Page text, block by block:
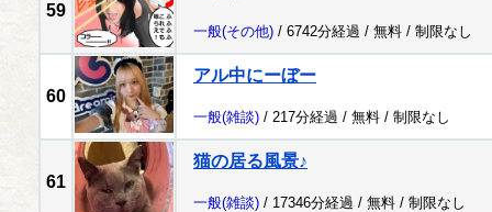
59
一般(その他) / 6742分経過 / 無料 / 制限なし
60
アル中にーぼー
一般(雑談) / 217分経過 / 無料 / 制限なし
61
猫の居る風景♪
一般(雑談) / 17346分経過 / 無料 / 制限なし